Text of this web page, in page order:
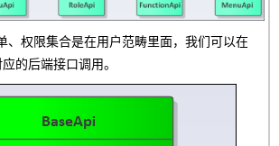
、权限集合是在用户范畴里面，我们可以在
的后端接口调用。